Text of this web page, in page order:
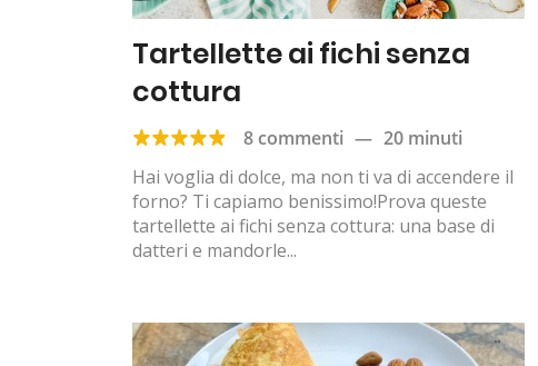
Tartellette ai fichi senza
cottura
8 commenti — 20 minuti
Hai voglia di dolce, ma non ti va di accendere il
forno? Ti capiamo benissimo!Prova queste
tartellette ai fichi senza cottura: una base di
datteri e mandorle...